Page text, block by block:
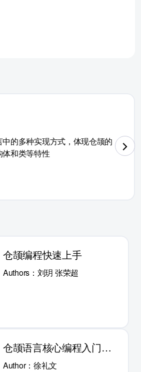
的多种实现方式，体现仓颉的
和类等特性
仓颉编程快速上手
Authors：刘玥 张荣超
仓颉语言核心编程入门、
进阶与实践
Author：徐礼文